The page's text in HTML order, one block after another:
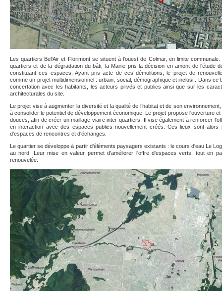
Les quartiers Bel'Air et Florimont se situent à l'ouest de Colmar, en limite
quartiers et de la dégradation du bâti, la Mairie pris la décision en amont de l'étude
constituant ces espaces. Ayant pris acte de ces démolitions, le projet de
comme un projet multidimensionnel : urbain, social, démographique et inclusif. Dans
concertation avec les habitants, les acteurs privés et publics ainsi que sur les
architecturales du site.
Le projet vise à augmenter la diversité et la qualité de l’habitat et de son
à consolider le potentiel de développement économique. Le projet propose l'ouverture
douces, afin de créer un maillage viaire inter-quartiers. Il vise également à renforcer
en interaction avec des espaces publics nouvellement créés. Ces lieux sont alors
d'espaces de rencontres et d'échanges.
Le quartier se développe à partir d'éléments paysagers existants : le cours d'eau Le
au nord. Leur mise en valeur permet d'améliorer l'offre d'espaces verts, tout en
renouvelée.